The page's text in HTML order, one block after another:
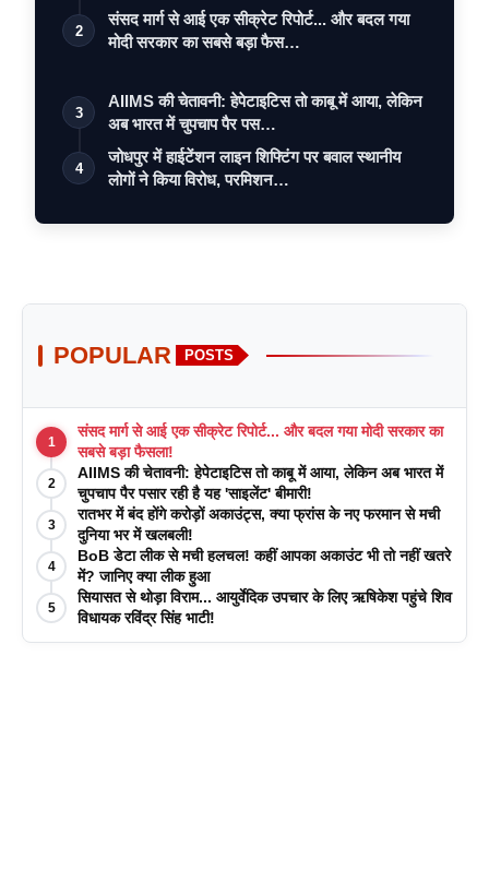
2
संसद मार्ग से आई एक सीक्रेट रिपोर्ट... और बदल गया
मोदी सरकार का सबसे बड़ा फैस…
3
AIIMS की चेतावनी: हेपेटाइटिस तो काबू में आया, लेकिन
अब भारत में चुपचाप पैर पस…
4
जोधपुर में हाईटेंशन लाइन शिफ्टिंग पर बवाल स्थानीय
लोगों ने किया विरोध, परमिशन…
POPULAR POSTS
1
संसद मार्ग से आई एक सीक्रेट रिपोर्ट... और बदल गया मोदी सरकार का
सबसे बड़ा फैसला!
2
AIIMS की चेतावनी: हेपेटाइटिस तो काबू में आया, लेकिन अब भारत में
चुपचाप पैर पसार रही है यह 'साइलेंट' बीमारी!
3
रातभर में बंद होंगे करोड़ों अकाउंट्स, क्या फ्रांस के नए फरमान से मची
दुनिया भर में खलबली!
4
BoB डेटा लीक से मची हलचल! कहीं आपका अकाउंट भी तो नहीं खतरे
में? जानिए क्या लीक हुआ
5
सियासत से थोड़ा विराम... आयुर्वेदिक उपचार के लिए ऋषिकेश पहुंचे शिव
विधायक रविंद्र सिंह भाटी!